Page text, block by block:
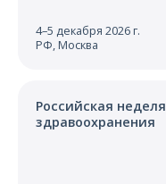
4–5 декабря 2026 г.
РФ, Москва
Российская неделя
здравоохранения